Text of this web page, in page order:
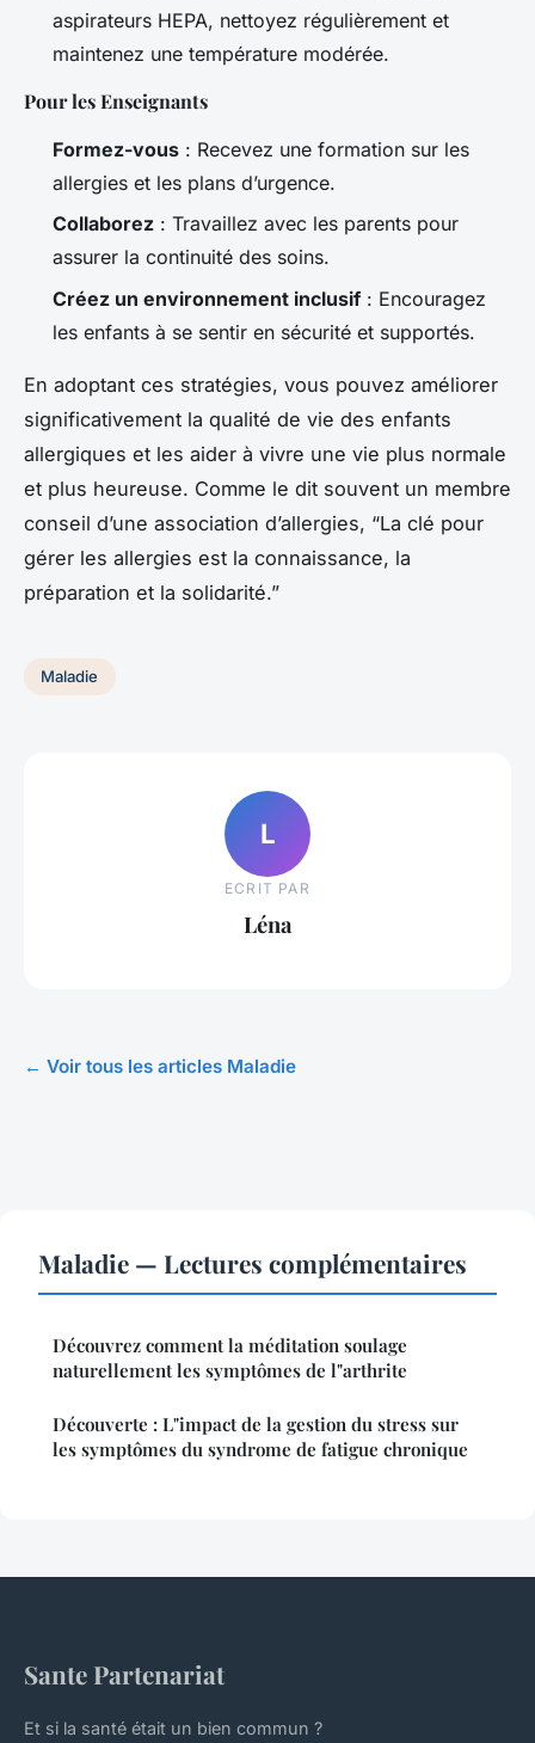
aspirateurs HEPA, nettoyez régulièrement et
maintenez une température modérée.
Pour les Enseignants
Formez-vous : Recevez une formation sur les
allergies et les plans d’urgence.
Collaborez : Travaillez avec les parents pour
assurer la continuité des soins.
Créez un environnement inclusif : Encouragez
les enfants à se sentir en sécurité et supportés.
En adoptant ces stratégies, vous pouvez améliorer
significativement la qualité de vie des enfants
allergiques et les aider à vivre une vie plus normale
et plus heureuse. Comme le dit souvent un membre
conseil d’une association d’allergies, “La clé pour
gérer les allergies est la connaissance, la
préparation et la solidarité.”
Maladie
L
ECRIT PAR
Léna
← Voir tous les articles Maladie
Maladie — Lectures complémentaires
Découvrez comment la méditation soulage
naturellement les symptômes de l"arthrite
Découverte : L"impact de la gestion du stress sur
les symptômes du syndrome de fatigue chronique
Sante Partenariat
Et si la santé était un bien commun ?